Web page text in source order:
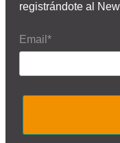
registrándote al
Email*